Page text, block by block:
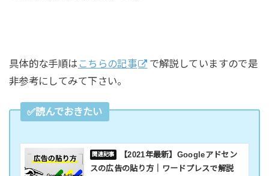
具体的な手順は こちらの記事
で解説していますので是
非参考にしてみて下さい。
✅読んでおきたい
【2021年最新】Googleアドセン
スの広告の貼り方｜ワードプレスで解説